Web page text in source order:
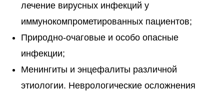
лечение вирусных инфекций у
иммунокомпрометированных пациентов;
Природно-очаговые и особо опасные
инфекции;
Менингиты и энцефалиты различной
этиологии. Неврологические осложнения